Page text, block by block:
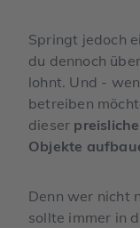
Springt jedoch
du dennoch
lohnt. Und -
betreiben
dieser
Objekte
Denn wer nicht
sollte immer in